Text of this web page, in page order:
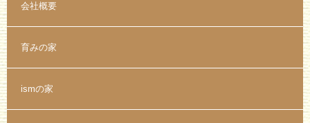
会社概要
育みの家
ismの家